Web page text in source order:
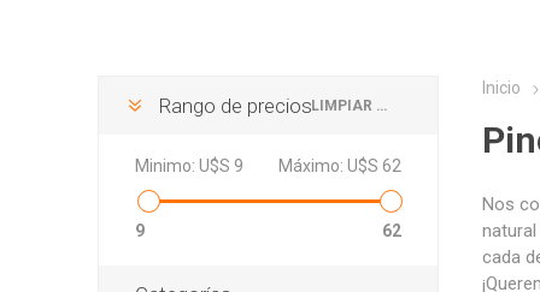
Inicio
Nos
cada
LIMPIAR TODO
Rango de precios
Minimo: U$S 9 Máximo: U$S 62
9 62